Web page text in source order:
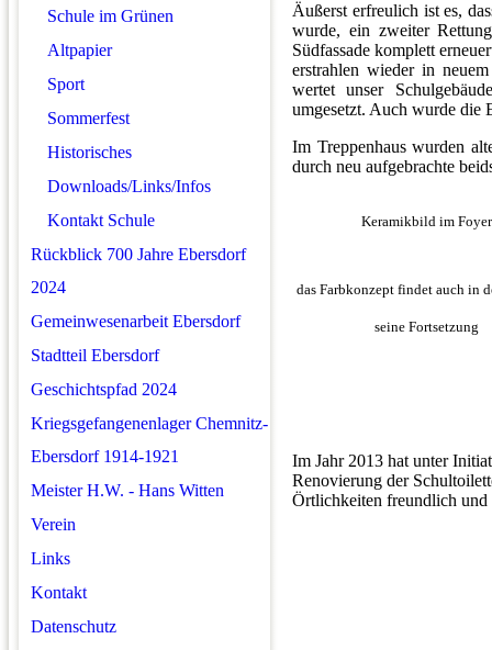
Schule im Grünen
Altpapier
Sport
Sommerfest
Historisches
Downloads/Links/Infos
Kontakt Schule
Rückblick 700 Jahre Ebersdorf
2024
Gemeinwesenarbeit Ebersdorf
Stadtteil Ebersdorf
Geschichtspfad 2024
Kriegsgefangenenlager Chemnitz-
Ebersdorf 1914-1921
Meister H.W. - Hans Witten
Verein
Links
Kontakt
Datenschutz
Äußerst erfreulich ist es,
wurde, ein zweiter
Südfassade komplett
erstrahlen wieder in
wertet unser
umgesetzt. Auch wurde die
Im Treppenhaus wurden
durch neu aufgebrachte
Keramikbild im Foyer
das Farbkonzept findet auch in
seine Fortsetzung
Im Jahr 2013 hat unter
Renovierung der
Örtlichkeiten freundlich und